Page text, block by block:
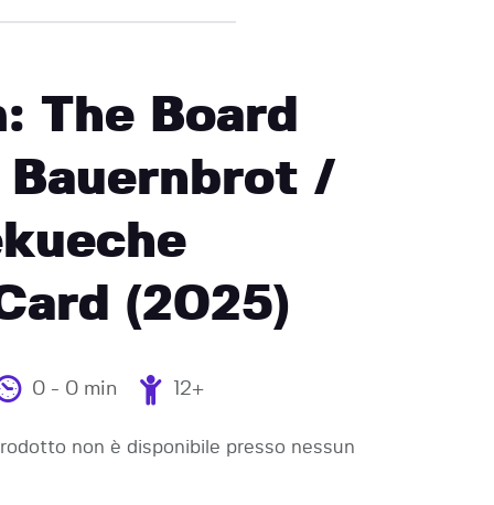
The Board
Bauernbrot /
(2025)
0 - 0 min 12+
non è disponibile presso nessun